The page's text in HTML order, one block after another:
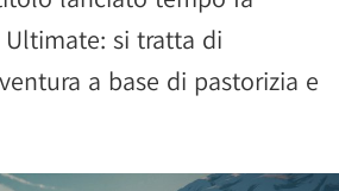
si tratta di
a base di pastorizia e